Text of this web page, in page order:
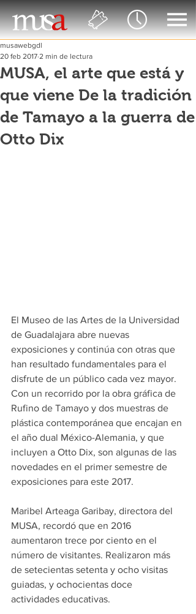
MUSA, el arte que está y
que viene De la tradición
de Tamayo a la guerra de
Otto Dix
musawebgdl
20 feb 2017 2 min de lectura
El Museo de las Artes de la Universidad
de Guadalajara abre nuevas
exposiciones y continúa con otras que
han resultado fundamentales para el
disfrute de un público cada vez mayor.
Con un recorrido por la obra gráfica de
Rufino de Tamayo y dos muestras de
plástica contemporánea que encajan en
el año dual México-Alemania, y que
incluyen a Otto Dix, son algunas de las
novedades en el primer semestre de
exposiciones para este 2017.
Maribel Arteaga Garibay, directora del
MUSA, recordó que en 2016
aumentaron trece por ciento en el
número de visitantes. Realizaron más
de setecientas setenta y ocho visitas
guiadas, y ochocientas doce
actividades educativas.